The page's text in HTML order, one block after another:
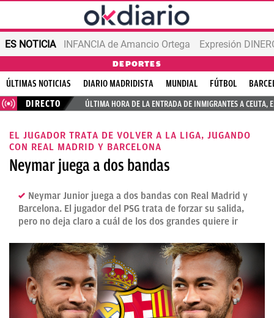
ES NOTICIA INFANCIA de Amancio Ortega Expresión
DEPORTES
ÚLTIMAS NOTICIAS DIARIO MADRIDISTA MUNDIAL FÚTBOL
DIRECTO
ÚLTIMA HORA DE LA ENTRADA DE INMIGRANTES A CEUTA,
EL JUGADOR TRATA DE VOLVER A LA LIGA, JUGANDO
CON REAL MADRID Y BARCELONA
Neymar juega a dos bandas
Neymar Junior juega a dos bandas con Real Madrid y
Barcelona. El jugador del PSG trata de forzar su salida,
pero no deja claro a cuál de los dos grandes quiere ir